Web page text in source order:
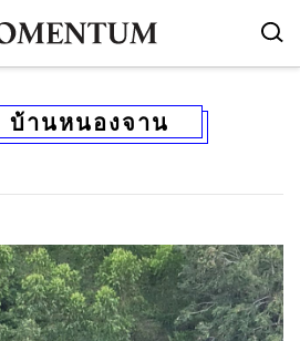
บ้านหนองจาน